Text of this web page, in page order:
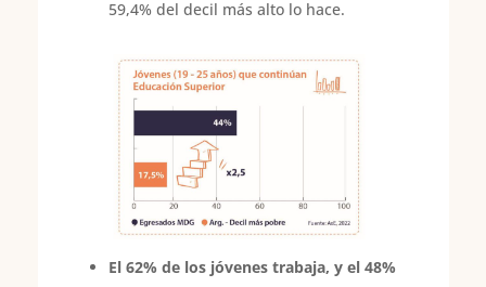
59,4% del decil más alto lo hace.
El 62% de los jóvenes trabaja, y el 48%